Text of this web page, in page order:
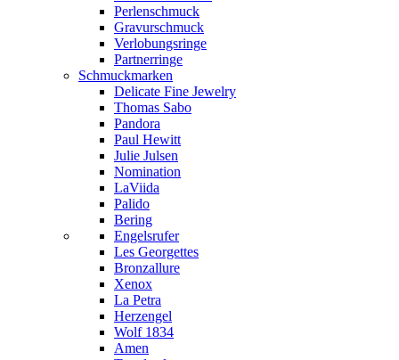
Perlenschmuck
Gravurschmuck
Verlobungsringe
Partnerringe
Schmuckmarken
Delicate Fine Jewelry
Thomas Sabo
Pandora
Paul Hewitt
Julie Julsen
Nomination
LaViida
Palido
Bering
Engelsrufer
Les Georgettes
Bronzallure
Xenox
La Petra
Herzengel
Wolf 1834
Amen